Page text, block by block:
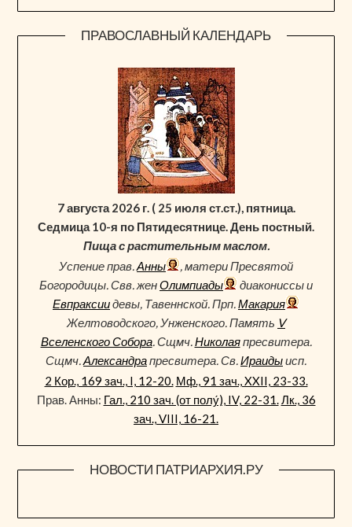
ПРАВОСЛАВНЫЙ КАЛЕНДАРЬ
7 августа 2026 г. ( 25 июля ст.ст.), пятница.
Седмица 10-я по Пятидесятнице. День постный.
Пища с растительным маслом.
Успение прав.Анны
, матери Пресвятой
Богородицы. Свв. женОлимпиады
диакониссы и
Евпраксиидевы, Тавеннской. Прп.Макария
Желтоводского, Унженского. Память V
Вселенского Собора. Сщмч.Николаяпресвитера.
Сщмч.Александрапресвитера. Св.Ираидыисп.
2 Кор., 169 зач., I, 12-20. Мф., 91 зач., XXII, 23-33.
Прав. Анны: Гал., 210 зач. (от полу́), IV, 22-31.Лк., 36
зач., VIII, 16-21.
НОВОСТИ ПАТРИАРХИЯ.РУ